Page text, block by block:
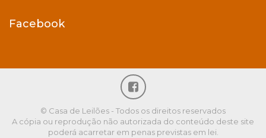
Facebook
© Casa de Leilões - Todos os direitos reservados
A cópia ou reprodução não autorizada do conteúdo deste site
poderá acarretar em penas previstas em lei.